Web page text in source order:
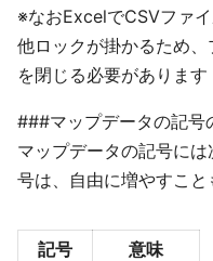
※なおExcelでCSVファ
他ロックが掛かるため
を閉じる必要があります
###マップデータの記号
マップデータの記号に
号は、自由に増やすこと
記号
意味